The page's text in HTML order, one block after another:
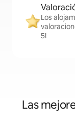
Los
5!
Las